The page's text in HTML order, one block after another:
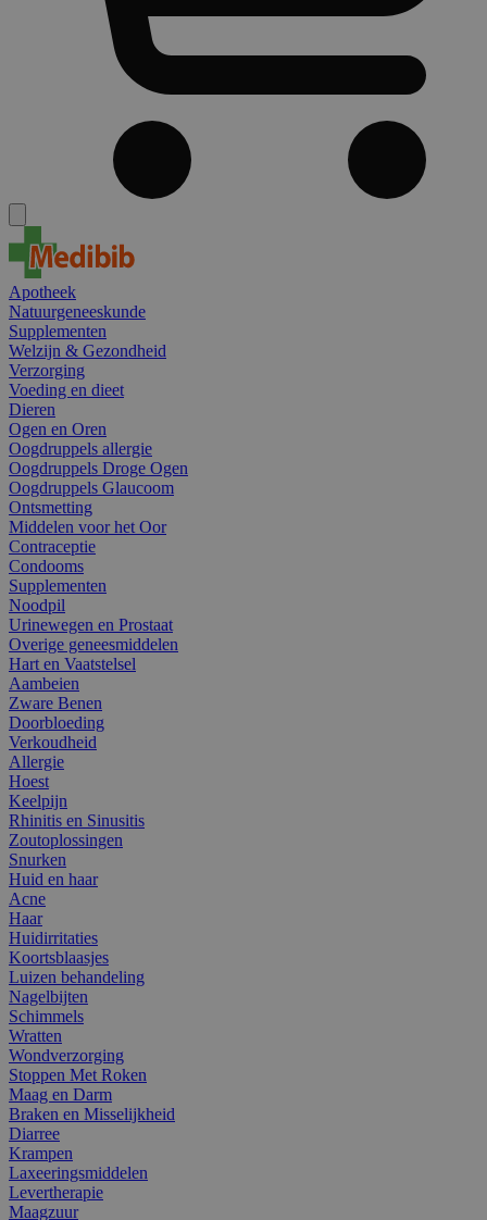
Apotheek
Natuurgeneeskunde
Supplementen
Welzijn & Gezondheid
Verzorging
Voeding en dieet
Dieren
Ogen en Oren
Oogdruppels allergie
Oogdruppels Droge Ogen
Oogdruppels Glaucoom
Ontsmetting
Middelen voor het Oor
Contraceptie
Condooms
Supplementen
Noodpil
Urinewegen en Prostaat
Overige geneesmiddelen
Hart en Vaatstelsel
Aambeien
Zware Benen
Doorbloeding
Verkoudheid
Allergie
Hoest
Keelpijn
Rhinitis en Sinusitis
Zoutoplossingen
Snurken
Huid en haar
Acne
Haar
Huidirritaties
Koortsblaasjes
Luizen behandeling
Nagelbijten
Schimmels
Wratten
Wondverzorging
Stoppen Met Roken
Maag en Darm
Braken en Misselijkheid
Diarree
Krampen
Laxeeringsmiddelen
Levertherapie
Maagzuur